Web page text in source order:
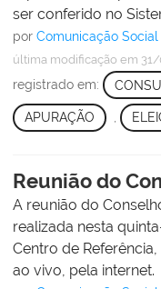
ser conferido no
por Comunicação Social
última modificação em 31/
registrado em:
APURAÇÃO ,
Reunião do
A reunião do
realizada nesta
Centro de
ao vivo, pela internet.